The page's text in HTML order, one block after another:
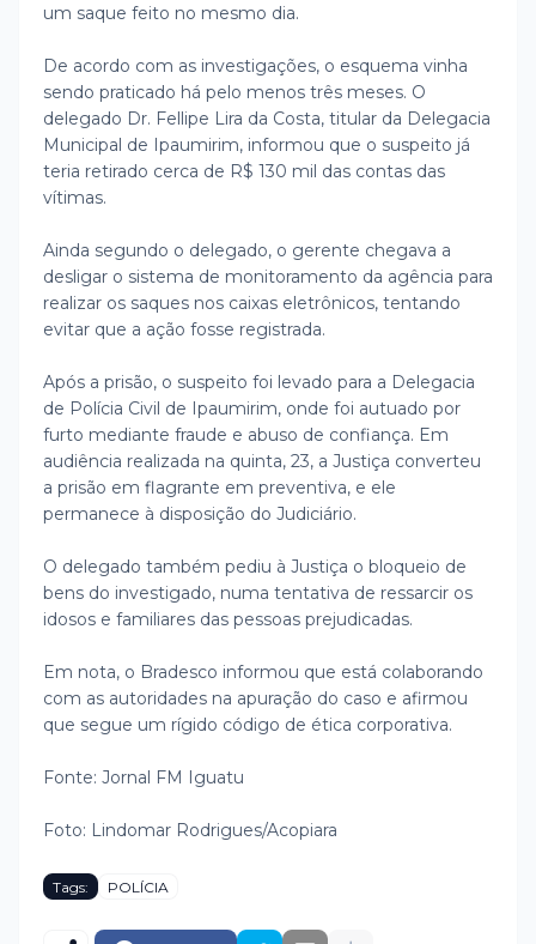
um saque feito no mesmo dia.
De acordo com as investigações, o esquema vinha
sendo praticado há pelo menos três meses. O
delegado Dr. Fellipe Lira da Costa, titular da Delegacia
Municipal de Ipaumirim, informou que o suspeito já
teria retirado cerca de R$ 130 mil das contas das
vítimas.
Ainda segundo o delegado, o gerente chegava a
desligar o sistema de monitoramento da agência para
realizar os saques nos caixas eletrônicos, tentando
evitar que a ação fosse registrada.
Após a prisão, o suspeito foi levado para a Delegacia
de Polícia Civil de Ipaumirim, onde foi autuado por
furto mediante fraude e abuso de confiança. Em
audiência realizada na quinta, 23, a Justiça converteu
a prisão em flagrante em preventiva, e ele
permanece à disposição do Judiciário.
O delegado também pediu à Justiça o bloqueio de
bens do investigado, numa tentativa de ressarcir os
idosos e familiares das pessoas prejudicadas.
Em nota, o Bradesco informou que está colaborando
com as autoridades na apuração do caso e afirmou
que segue um rígido código de ética corporativa.
Fonte: Jornal FM Iguatu
Foto: Lindomar Rodrigues/Acopiara
Tags: POLÍCIA